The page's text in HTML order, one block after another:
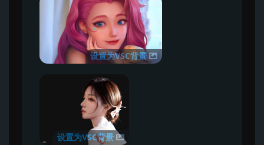
设置为VSC背景
设置为VSC背景